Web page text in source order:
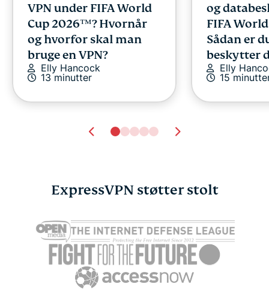
VPN under FIFA World
Cup 2026™? Hvornår
og hvorfor skal man
bruge en VPN?
Elly Hancock
13 minutter
og
FIFA
Sådan er
beskytter
Elly
15
ExpressVPN støtter stolt